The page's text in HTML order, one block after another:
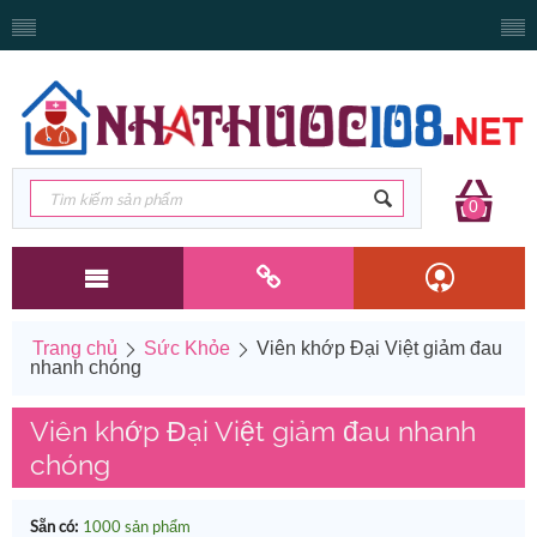
0
Trang chủ Sức Khỏe
Viên khớp Đại Việt giảm đau
nhanh chóng
Viên khớp Đại Việt giảm đau nhanh
chóng
Sẵn có: 1000 sản phẩm